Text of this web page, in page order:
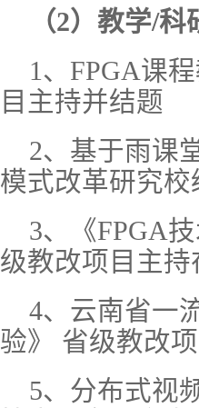
（2）教学/科
1、FPGA课
目主持并结题
2、基于雨课
模式改革研究
3、《FPGA
级教改项目主持
4、云南省一
验》 省级教改
5、分布式视